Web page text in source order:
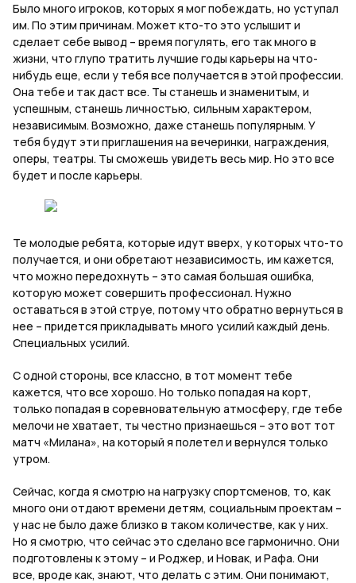
Было много игроков, которых я мог побеждать, но уступал
им. По этим причинам. Может кто-то это услышит и
сделает себе вывод – время погулять, его так много в
жизни, что глупо тратить лучшие годы карьеры на что-
нибудь еще, если у тебя все получается в этой профессии.
Она тебе и так даст все. Ты станешь и знаменитым, и
успешным, станешь личностью, сильным характером,
независимым. Возможно, даже станешь популярным. У
тебя будут эти приглашения на вечеринки, награждения,
оперы, театры. Ты сможешь увидеть весь мир. Но это все
будет и после карьеры.
Те молодые ребята, которые идут вверх, у которых что-то
получается, и они обретают независимость, им кажется,
что можно передохнуть – это самая большая ошибка,
которую может совершить профессионал. Нужно
оставаться в этой струе, потому что обратно вернуться в
нее – придется прикладывать много усилий каждый день.
Специальных усилий.
С одной стороны, все классно, в тот момент тебе
кажется, что все хорошо. Но только попадая на корт,
только попадая в соревновательную атмосферу, где тебе
мелочи не хватает, ты честно признаешься – это вот тот
матч «Милана», на который я полетел и вернулся только
утром.
Сейчас, когда я смотрю на нагрузку спортсменов, то, как
много они отдают времени детям, социальным проектам –
у нас не было даже близко в таком количестве, как у них.
Но я смотрю, что сейчас это сделано все гармонично. Они
подготовлены к этому – и Роджер, и Новак, и Рафа. Они
все, вроде как, знают, что делать с этим. Они понимают,